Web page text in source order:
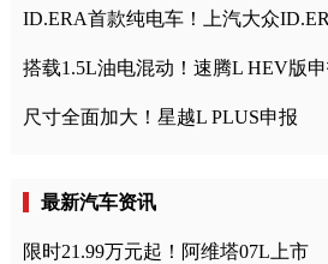
ID.ERA首款纯电车！上汽大众
搭载1.5L油电混动！速腾L HEV版
尺寸全面加大！星越L PLUS申报
最新汽车资讯
限时21.99万元起！阿维塔07L上市